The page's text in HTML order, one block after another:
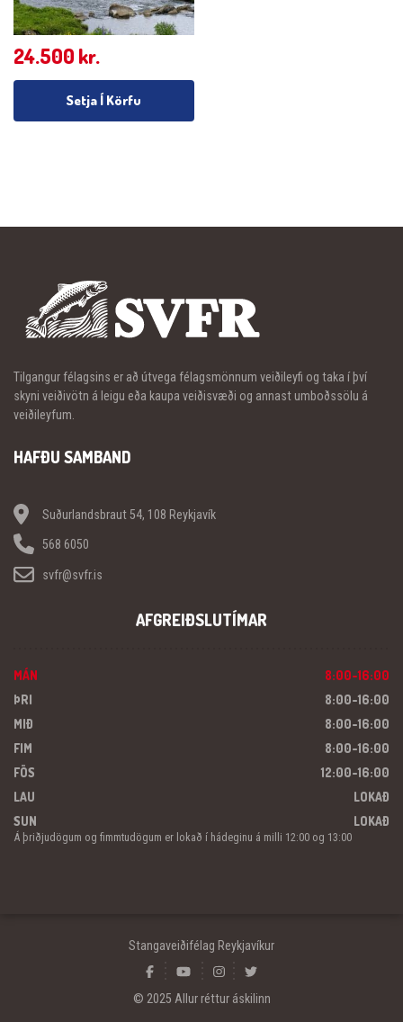
24.500 kr.
Setja Í Körfu
Tilgangur félagsins er að útvega félagsmönnum veiðileyfi og taka í því
skyni veiðivötn á leigu eða kaupa veiðisvæði og annast umboðssölu á
veiðileyfum.
HAFÐU SAMBAND
Suðurlandsbraut 54, 108 Reykjavík
568 6050
svfr@svfr.is
AFGREIÐSLUTÍMAR
MÁN
8:00-16:00
ÞRI
8:00-16:00
MIÐ
8:00-16:00
FIM
8:00-16:00
FÖS
12:00-16:00
LAU
LOKAÐ
SUN
LOKAÐ
Á þriðjudögum og fimmtudögum er lokað í hádeginu á milli 12:00 og 13:00
Stangaveiðifélag Reykjavíkur
© 2025 Allur réttur áskilinn